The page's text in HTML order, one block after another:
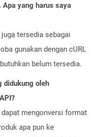
yang harus saya
tersedia sebagai
gunakan dengan cURL
belum tersedia.
didukung oleh
mengonversi format
apa pun ke